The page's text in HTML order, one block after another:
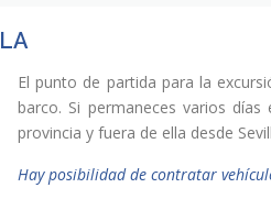
El punto de partida para la
barco. Si permaneces varios
provincia y fuera de ella desde
Hay posibilidad de contratar